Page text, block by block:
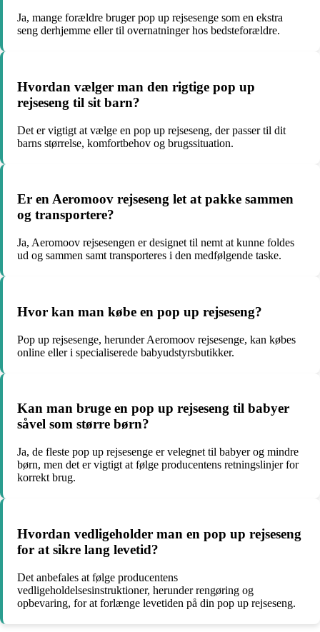
Ja, mange forældre bruger pop up rejsesenge som en ekstra
seng derhjemme eller til overnatninger hos bedsteforældre.
Hvordan vælger man den rigtige pop up
rejseseng til sit barn?
Det er vigtigt at vælge en pop up rejseseng, der passer til dit
barns størrelse, komfortbehov og brugssituation.
Er en Aeromoov rejseseng let at pakke sammen
og transportere?
Ja, Aeromoov rejsesengen er designet til nemt at kunne foldes
ud og sammen samt transporteres i den medfølgende taske.
Hvor kan man købe en pop up rejseseng?
Pop up rejsesenge, herunder Aeromoov rejsesenge, kan købes
online eller i specialiserede babyudstyrsbutikker.
Kan man bruge en pop up rejseseng til babyer
såvel som større børn?
Ja, de fleste pop up rejsesenge er velegnet til babyer og mindre
børn, men det er vigtigt at følge producentens retningslinjer for
korrekt brug.
Hvordan vedligeholder man en pop up rejseseng
for at sikre lang levetid?
Det anbefales at følge producentens
vedligeholdelsesinstruktioner, herunder rengøring og
opbevaring, for at forlænge levetiden på din pop up rejseseng.